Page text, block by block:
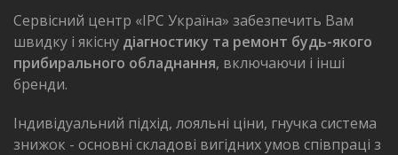
Сервісний центр «IPC Україна» забезпечить Вам
швидку і якісну діагностику та ремонт будь-якого
прибирального обладнання, включаючи і інші
бренди.
Індивідуальний підхід, лояльні ціни, гнучка система
знижок - основні складові вигідних умов співпраці з